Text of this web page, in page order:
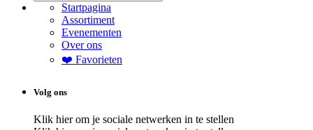
Startpagina
Assortiment
Evenementen
Over ons
❤️ Favorieten
Volg ons
Klik hier om je sociale netwerken in te stellen